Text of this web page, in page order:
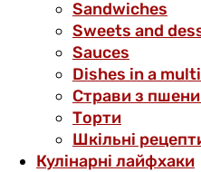
Sandwiches
Sweets and
Sauces
Dishes in a
Страви з
Торти
Шкільні
Кулінарні лайфхаки